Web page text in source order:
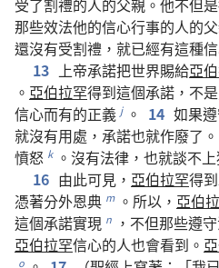
受了割禮的人的父親 。 他不但是
那些效法他的信心行事的人的
還沒有受割禮 ， 就已經有這種
13 上帝承諾把世界賜給亞
。 亞伯拉罕得到這個承諾 ， 不是
信心而有的正義 j 。 14 如果
就沒有用處 ， 承諾也就作廢了 。
憤怒 k 。 沒有法律 ， 也就談不上
16 由此可見 ， 亞伯拉罕得到
憑著分外恩典 m 。 所以 ， 亞伯
這個承諾實現 n ， 不但那些遵守
亞伯拉罕信心的人也會看到 。
o